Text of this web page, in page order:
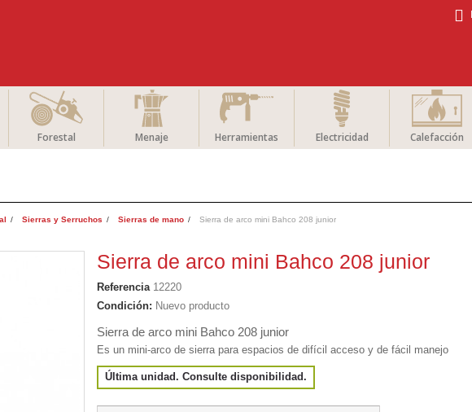
Forestal Menaje Herramientas Electricidad Calefacción
Sierras y Serruchos Sierras de mano Sierra de arco mini Bahco 208 junior
Sierra de arco mini Bahco 208 junior
Referencia 12220
Condición: Nuevo producto
Sierra de arco mini Bahco 208 junior
Es un mini-arco de sierra para espacios de difícil acceso y de fácil manejo
Última unidad. Consulte disponibilidad.